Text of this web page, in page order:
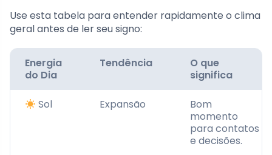
Use esta tabela para entender rapidamente o clima
geral antes de ler seu signo:
Energia
do Dia
Tendência
O que
significa
Sol Expansão
Bom
momento
para contatos
e decisões.